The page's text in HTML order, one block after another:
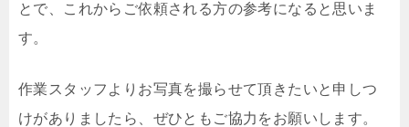
とで、これからご依頼される方の参考になると思いま
す。
作業スタッフよりお写真を撮らせて頂きたいと申しつ
けがありましたら、ぜひともご協力をお願いします。